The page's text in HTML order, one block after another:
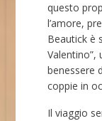
questo
l’amore,
Beautick è
benessere
coppie in
Il viaggio